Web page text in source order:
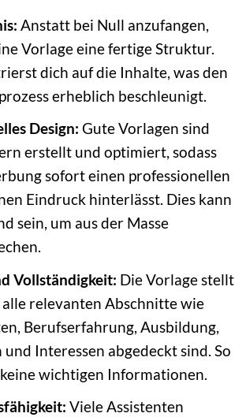
Anstatt bei Null anzufangen,
Vorlage eine fertige Struktur.
dich auf die Inhalte, was den
erheblich beschleunigt.
Design: Gute Vorlagen sind
erstellt und optimiert, sodass
sofort einen professionellen
Eindruck hinterlässt. Dies kann
sein, um aus der Masse
Vollständigkeit: Die Vorlage stellt
alle relevanten Abschnitte wie
Berufserfahrung, Ausbildung,
Interessen abgedeckt sind. So
wichtigen Informationen.
Viele Assistenten